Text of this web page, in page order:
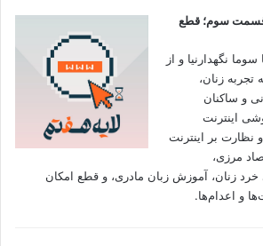
قسمت سوم؛ قطع
نگهدارنیا و از
تجربه زنان،
و ساکنان
اینترنت
نظارت بر اینترنت
مرزی،
زنان، آموزش زبان مادری، و قطع امکان
و اعدام‌ها.